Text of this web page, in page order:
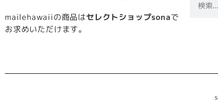
mailehawaiiの商品はセレクトショップsonaで
お求めいただけます。